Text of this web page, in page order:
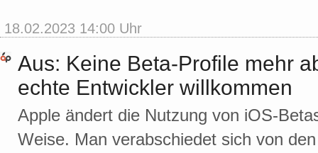
18.02.2023 14:00 Uhr
Aus: Keine Beta-Profile mehr
echte Entwickler willkommen
Apple ändert die Nutzung von iOS-
Weise. Man verabschiedet sich von